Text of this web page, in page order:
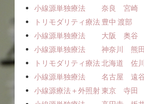
小線源単独療法 奈良 宮崎
トリモダリティ療法 豊中 渡部
小線源単独療法 大阪 奥谷
小線源単独療法 神奈川 熊田
トリモダリティ療法 北海道 佐川
小線源単独療法 名古屋 遠
小線源療法＋外照射 東京 寺田